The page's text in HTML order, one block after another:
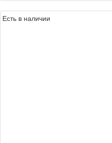
Есть в наличии